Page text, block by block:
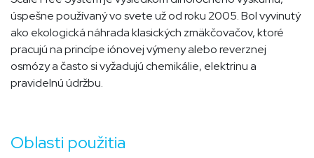
úspešne používaný vo svete už od roku 2005. Bol vyvinutý
ako ekologická náhrada klasických zmäkčovačov, ktoré
pracujú na princípe iónovej výmeny alebo reverznej
osmózy a často si vyžadujú chemikálie, elektrinu a
pravidelnú údržbu.
Oblasti použitia